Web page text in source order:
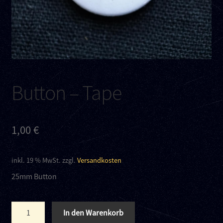
Kontakt
Links
Button – Tape
1,00€
inkl. 19 % MwSt. zzgl. Versandkosten
25mm Button
In den Warenkorb